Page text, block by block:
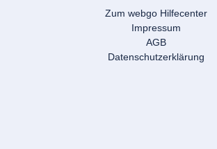
Zum webgo Hilfecenter
Impressum
AGB
Datenschutzerklärung